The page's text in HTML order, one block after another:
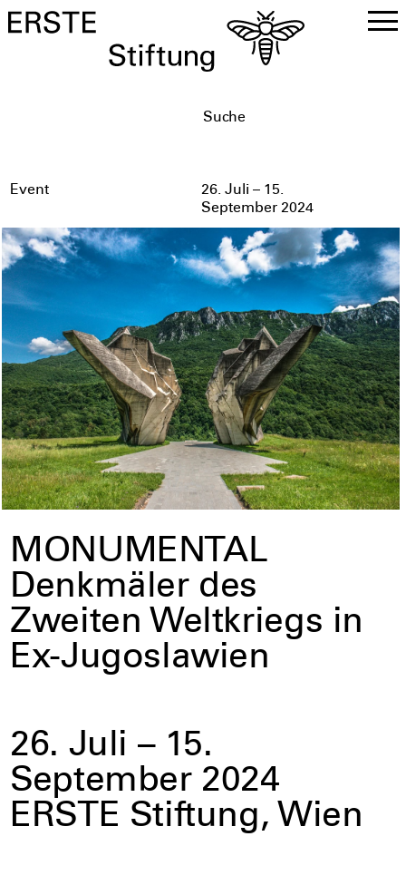
Event
26. Juli – 15.
September 2024
MONUMENTAL
Denkmäler des
Zweiten Weltkriegs in
Ex-Jugoslawien
26. Juli – 15.
September 2024
ERSTE Stiftung, Wien